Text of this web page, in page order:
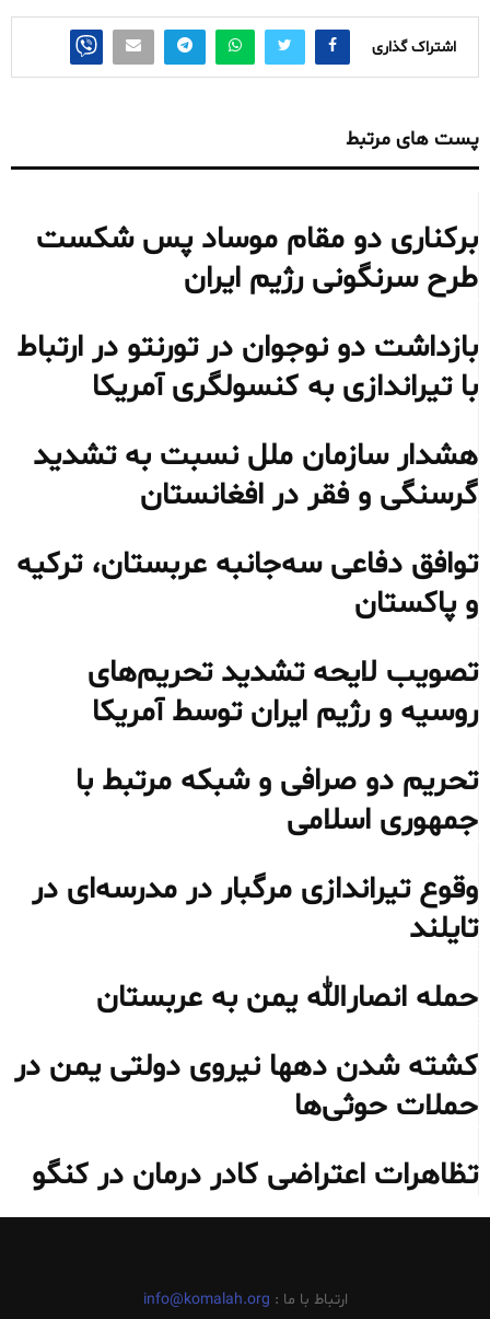
اشتراک گذاری
پست های مرتبط
برکناری دو مقام موساد پس شکست
طرح سرنگونی رژیم ایران
بازداشت دو نوجوان در تورنتو در ارتباط
با تیراندازی به کنسولگری آمریکا
هشدار سازمان ملل نسبت به تشدید
گرسنگی و فقر در افغانستان
توافق دفاعی سه‌جانبه عربستان، ترکیه
و پاکستان
تصویب لایحه تشدید تحریم‌های
روسیه و رژیم ایران توسط آمریکا
تحریم دو صرافی و شبکه مرتبط با
جمهوری اسلامی
وقوع تیراندازی مرگبار در مدرسه‌ای در
تایلند
حمله انصارالله یمن به عربستان
کشته شدن دهها نیروی دولتی یمن در
حملات حوثی‌ها
تظاهرات اعتراضی کادر درمان در کنگو
ارتباط با ما : info@komalah.org